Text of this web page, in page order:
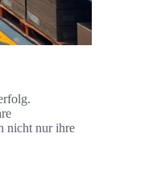
nicht nur ihre